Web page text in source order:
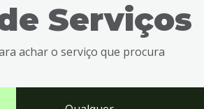
Serviços
achar o serviço que procura